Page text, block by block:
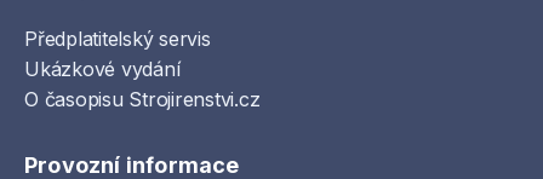
Předplatitelský servis
Ukázkové vydání
O časopisu Strojirenstvi.cz
Provozní informace